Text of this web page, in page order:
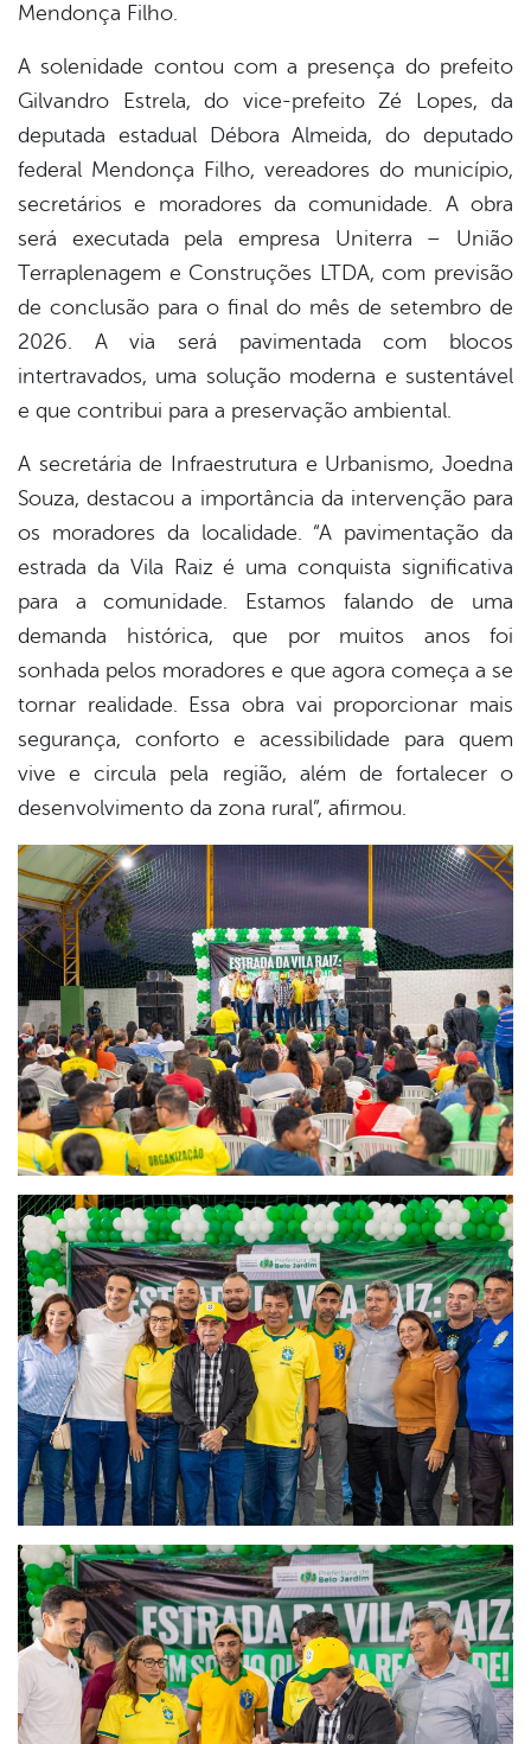
Mendonça Filho.
A solenidade contou com a presença do prefeito
Gilvandro Estrela, do vice-prefeito Zé Lopes, da
deputada estadual Débora Almeida, do deputado
federal Mendonça Filho, vereadores do município,
secretários e moradores da comunidade. A obra
será executada pela empresa Uniterra – União
Terraplenagem e Construções LTDA, com previsão
de conclusão para o final do mês de setembro de
2026. A via será pavimentada com blocos
intertravados, uma solução moderna e sustentável
e que contribui para a preservação ambiental.
A secretária de Infraestrutura e Urbanismo, Joedna
Souza, destacou a importância da intervenção para
os moradores da localidade. “A pavimentação da
estrada da Vila Raiz é uma conquista significativa
para a comunidade. Estamos falando de uma
demanda histórica, que por muitos anos foi
sonhada pelos moradores e que agora começa a se
tornar realidade. Essa obra vai proporcionar mais
segurança, conforto e acessibilidade para quem
vive e circula pela região, além de fortalecer o
desenvolvimento da zona rural”, afirmou.